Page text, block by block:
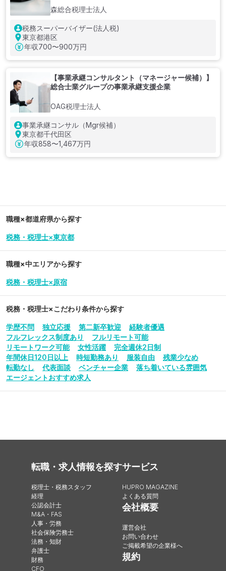
森総合税理士法人
税務スーパーバイザー(法人税)
東京都港区
年収700〜900万円
【事業承継コンサルタント（マネージャー候補）】
総合士業グループの事業承継支援企業
OAG税理士法人
事業承継コンサル（Mgr候補）
東京都千代田区
年収858〜1,467万円
職種×都道府県から探す
税務・税理士×東京都
職種×中エリアから探す
税務・税理士×原宿
税務・税理士×こだわり条件から探す
学歴不問 独立応援 第二新卒歓迎
経験者優遇
フルフレックス制度あり
フルリモート可能
リモートワーク可能
女性活躍
完全週休2日制
年間休日120日以上
時短勤務あり 服装自由
残業少なめ
転勤なし
代表面談 ベンチャー企業
落ち着いている雰囲気
エージェントおすすめ求人
転職・求人情報を探す
税理士・税務スタッフ
経理
公認会計士
M&A・FAS
人事・労務
社会保険労務士
法務・知財
弁護士
財務
CFO
サービス
HUPRO MAGAZINE
よくある質問
会社概要
運営会社
お問い合わせ
ご掲載希望の企業様へ
規約